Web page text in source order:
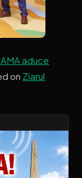
aduce
on Ziarul